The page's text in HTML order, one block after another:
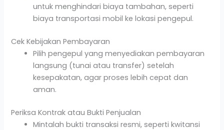
untuk menghindari biaya tambahan, seperti
biaya transportasi mobil ke lokasi pengepul.
Cek Kebijakan Pembayaran
Pilih pengepul yang menyediakan pembayaran
langsung (tunai atau transfer) setelah
kesepakatan, agar proses lebih cepat dan
aman.
Periksa Kontrak atau Bukti Penjualan
Mintalah bukti transaksi resmi, seperti kwitansi